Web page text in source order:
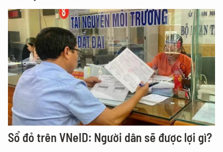
Sổ đỏ trên VNeID: Người dân sẽ được lợi gì?